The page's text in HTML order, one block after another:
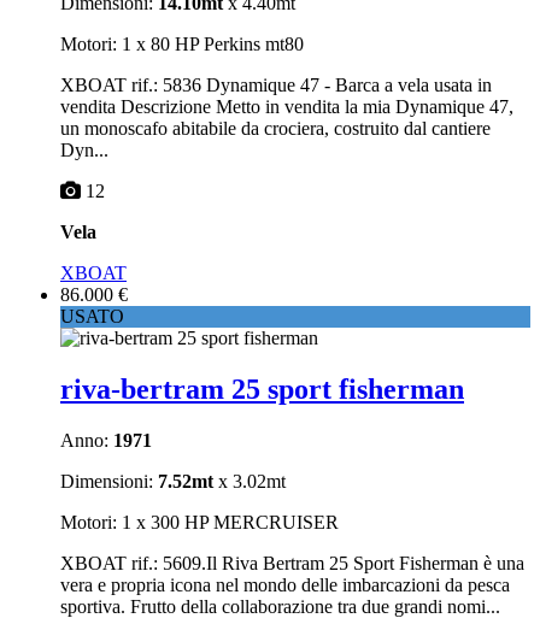
Motori: 1 x 80 HP Perkins mt80
XBOAT rif.: 5836 Dynamique 47 - Barca a vela usata in
vendita Descrizione Metto in vendita la mia Dynamique 47,
un monoscafo abitabile da crociera, costruito dal cantiere
Dyn...
12
Vela
XBOAT
86.000 €
USATO
riva-bertram 25 sport fisherman
Anno: 1971
Dimensioni: 7.52mt x 3.02mt
Motori: 1 x 300 HP MERCRUISER
XBOAT rif.: 5609.Il Riva Bertram 25 Sport Fisherman è una
vera e propria icona nel mondo delle imbarcazioni da pesca
sportiva. Frutto della collaborazione tra due grandi nomi...